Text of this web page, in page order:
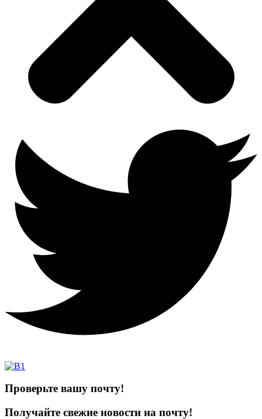
Проверьте вашу почту!
Получайте свежие новости на почту!